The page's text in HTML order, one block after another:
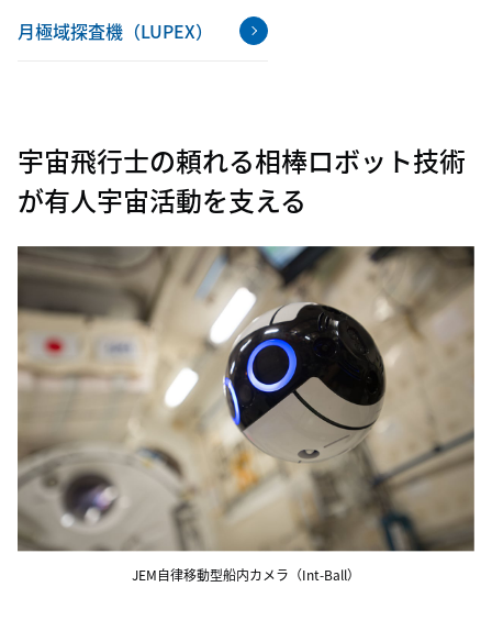
月極域探査機（LUPEX）
宇宙飛行士の頼れる相棒ロボット技術
が有人宇宙活動を支える
JEM自律移動型船内カメラ（Int-Ball）